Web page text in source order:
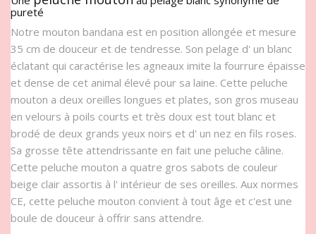
pureté
Notre mouton bandana est en position allongée et mesure
35 cm de douceur et de tendresse. Son pelage d' un blanc
éclatant qui caractérise les agneaux imite la fourrure épaisse
et dense de cet animal élevé pour sa laine. Cette peluche
mouton a deux oreilles longues et plates, son gros museau
en velours à poils courts et très doux est tout blanc et
brodé de deux grands yeux noirs et d' un nez en fils roses.
Sa grosse tête attendrissante en fait une peluche câline.
Cette peluche mouton a quatre gros sabots de couleur
beige clair assortis à l' intérieur de ses oreilles. Aux normes
CE, cette peluche mouton convient à tout âge et c'est une
boule de douceur à offrir sans attendre.